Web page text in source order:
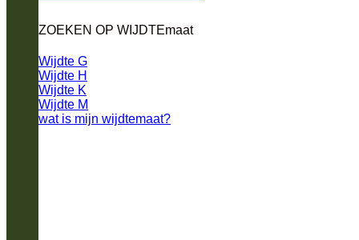
ZOEKEN OP WIJDTEmaat
Wijdte G
Wijdte H
Wijdte K
Wijdte M
wat is mijn wijdtemaat?